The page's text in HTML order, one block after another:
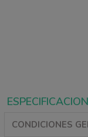
CONDICIONES